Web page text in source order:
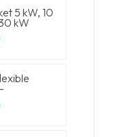
5 kW, 10
kW
mit